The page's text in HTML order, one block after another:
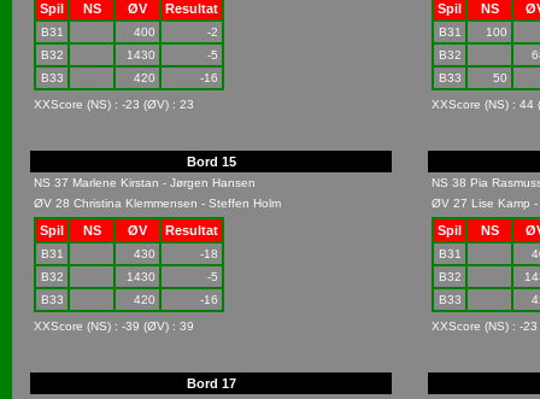
Spil NS ØV Resultat
B31 400
-2
B32
1430
-5
B33
420
-16
XXScore (NS) : -23 (ØV) : 23
Spil NS
B31
100
B32
B33
50
XXScore (NS) : 44
Bord 15
NS 37 Marlene Kirstan - Jørgen Hansen
ØV 28 Christina Klemmensen - Steffen Holm
Spil NS ØV Resultat
B31 430
-18
B32
1430
-5
B33
420
-16
XXScore (NS) : -39 (ØV) : 39
NS 38 Pia
ØV 27 Lise Kamp -
Spil NS
B31
B32
B33
XXScore (NS) : -
Bord 17